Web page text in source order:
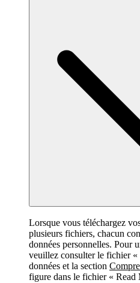
Lorsque vous téléchargez
plusieurs fichiers, chacun
données personnelles. Pour
veuillez consulter le fichier
données et la section
figure dans le fichier « Read